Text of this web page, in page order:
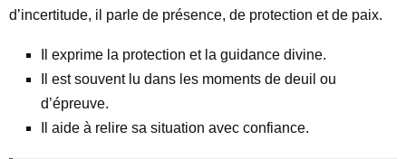
d’incertitude, il parle de présence, de protection et de paix.
Il exprime la protection et la guidance divine.
Il est souvent lu dans les moments de deuil ou
d’épreuve.
Il aide à relire sa situation avec confiance.